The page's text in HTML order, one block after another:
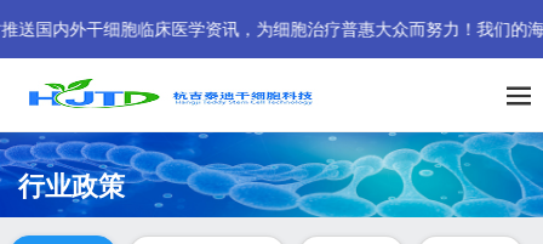
内外干细胞临床医学资讯，为细胞治疗普惠大众而努力！我们的海外
行业政策